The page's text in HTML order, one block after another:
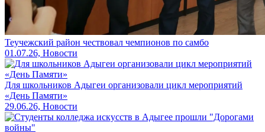
Теучежский район чествовал чемпионов по самбо
01.07.26, Новости
Для школьников Адыгеи организовали цикл мероприятий
«День Памяти»
29.06.26, Новости